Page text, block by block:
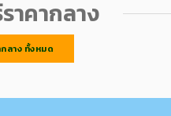
าคากลาง
ลาง ทั้งหมด